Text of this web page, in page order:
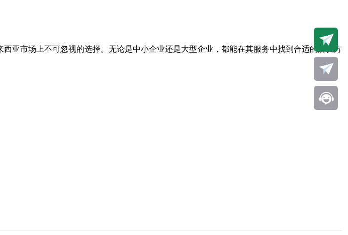
亚市场上不可忽视的选择。无论是中小企业还是大型企业，都能在其服务中找到合适的解决方